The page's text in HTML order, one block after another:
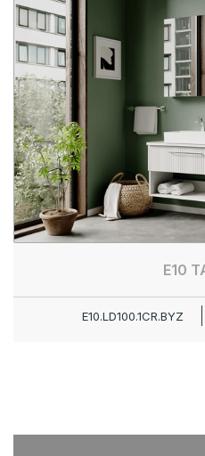
E10
E10.LD100.1CR.BYZ